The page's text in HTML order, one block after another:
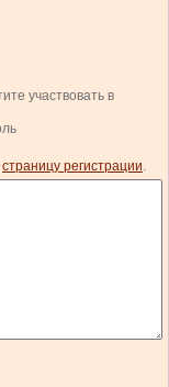
участвовать в
страницу регистрации.